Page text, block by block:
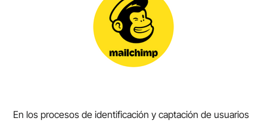
En los procesos de identificación y captación de usuarios